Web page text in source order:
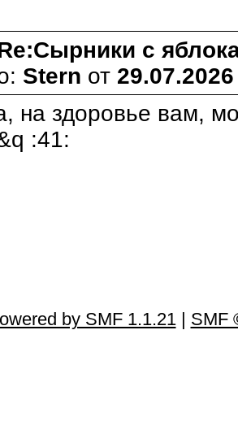
с
Stern от
на здоровье вам,
:41:
by SMF 1.1.21| SMF